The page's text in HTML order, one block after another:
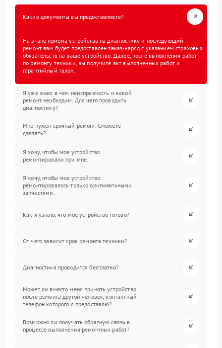
Какие документы вы предоставляете?
На этапе приема устройства на диагностику и последующий
ремонт вам будет предоставлен заказ-наряд с указанием страховых
обязательств на ваше устройство. Далее, после выполнения работ
по ремонту техники, вы получите акт выполненных работ и
гарантийный талон.
Я уже знаю в чем неисправность и какой
ремонт необходим. Для чего проводить
диагностику?
Мне нужен срочный ремонт. Сможете
сделать?
Я хочу, чтобы мое устройство
ремонтировали при мне.
Я хочу, чтобы мое устройство
ремонтировалось только оригинальными
запчастями.
Как я узнаю, что мое устройство готово?
От чего зависит срок ремонта техники?
Диагностика проводится бесплатно?
Может ли вместо меня принять устройство
после ремонта другой человек, контактный
телефон которого я предоставлю?
Возможно ли получать обратную связь в
процессе выполнения ремонтных работ?